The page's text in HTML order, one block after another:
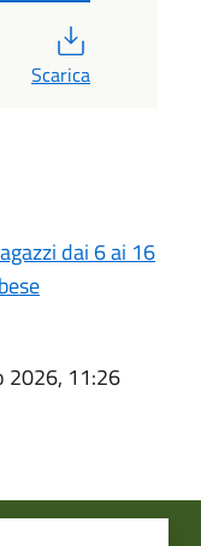
Scarica
dai 6 ai 16
2026, 11:26